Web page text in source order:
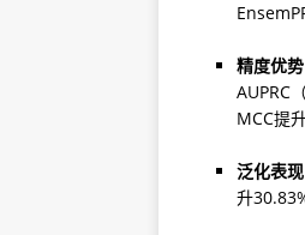
精度优势
AUPRC
MCC提
泛化表现
升